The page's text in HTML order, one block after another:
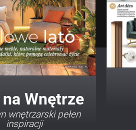
Twój Styl
i inspiracje w
stylach